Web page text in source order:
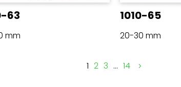
63
mm
1010-65
20-30 mm
1 2 3 … 14